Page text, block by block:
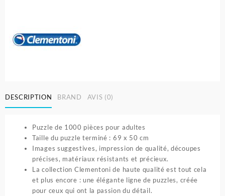
DESCRIPTION BRAND AVIS (0)
Puzzle de 1000 pièces pour adultes
Taille du puzzle terminé : 69 x 50 cm
Images suggestives, impression de qualité, découpes
précises, matériaux résistants et précieux.
La collection Clementoni de haute qualité est tout cela
et plus encore : une élégante ligne de puzzles, créée
pour ceux qui ont la passion du détail.